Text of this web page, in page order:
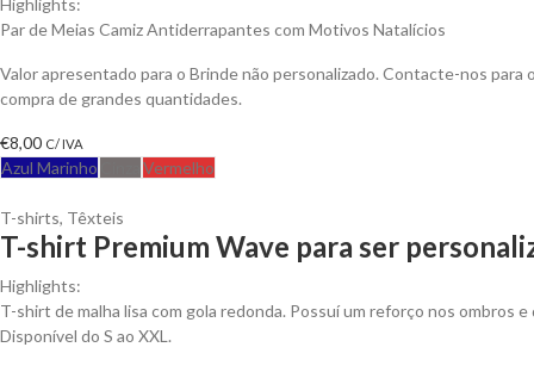
Par de Meias Camiz Antiderrapantes com Motivos Natalícios
Valor apresentado para o Brinde não personalizado. Contacte-nos para
compra de grandes quantidades.
€8,00 C/ IVA
Azul Marinho Vermelho
T-shirts, Têxteis
T-shirt Premium Wave para ser
Highlights:
T-shirt de malha lisa com gola redonda. Possuí um reforço nos ombros
Disponível do S ao XXL.